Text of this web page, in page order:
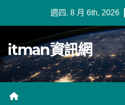
週四. 8 月 6th, 2026
itman資訊網